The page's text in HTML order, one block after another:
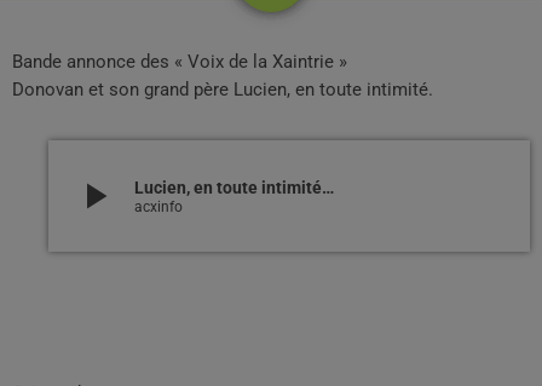
Bande annonce des « Voix de la Xaintrie »
Donovan et son grand père Lucien, en toute intimité.
play_arrow Lucien, en toute intimité…
acxinfo